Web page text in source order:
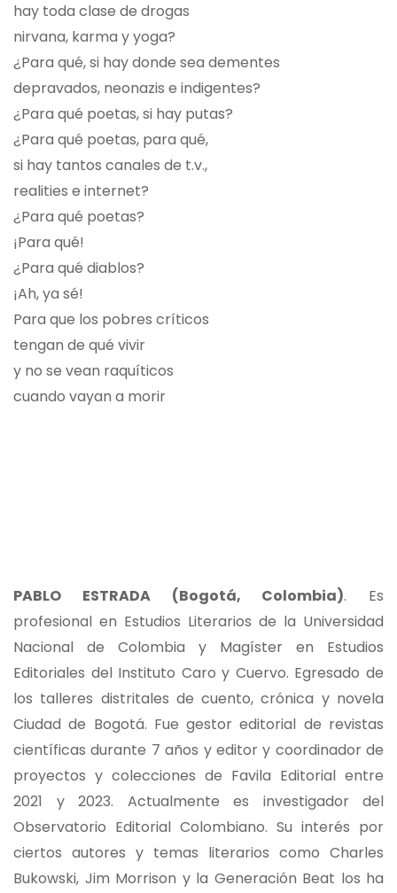
hay toda clase de drogas
nirvana, karma y yoga?
¿Para qué, si hay donde sea dementes
depravados, neonazis e indigentes?
¿Para qué poetas, si hay putas?
¿Para qué poetas, para qué,
si hay tantos canales de t.v.,
realities e internet?
¿Para qué poetas?
¡Para qué!
¿Para qué diablos?
¡Ah, ya sé!
Para que los pobres críticos
tengan de qué vivir
y no se vean raquíticos
cuando vayan a morir
PABLO ESTRADA (Bogotá, Colombia). Es
profesional en Estudios Literarios de la Universidad
Nacional de Colombia y Magíster en Estudios
Editoriales del Instituto Caro y Cuervo. Egresado de
los talleres distritales de cuento, crónica y novela
Ciudad de Bogotá. Fue gestor editorial de revistas
científicas durante 7 años y editor y coordinador de
proyectos y colecciones de Favila Editorial entre
2021 y 2023. Actualmente es investigador del
Observatorio Editorial Colombiano. Su interés por
ciertos autores y temas literarios como Charles
Bukowski, Jim Morrison y la Generación Beat los ha